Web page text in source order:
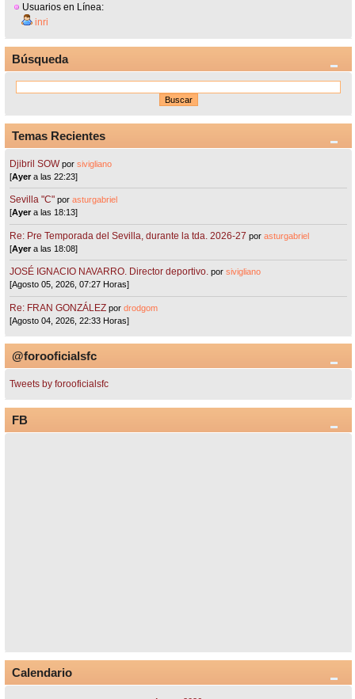
Usuarios en Línea:
inri
Búsqueda
Temas Recientes
Djibril SOW porsivigliano
[Ayera las 22:23]
Sevilla "C"porasturgabriel
[Ayera las 18:13]
Re: Pre Temporada del Sevilla, durante la tda. 2026-27 porasturgabriel
[Ayera las 18:08]
JOSÉ IGNACIO NAVARRO. Director deportivo. porsivigliano
[Agosto 05, 2026, 07:27 Horas]
Re: FRAN GONZÁLEZ pordrodgom
[Agosto 04, 2026, 22:33 Horas]
@forooficialsfc
Tweets by forooficialsfc
FB
Calendario